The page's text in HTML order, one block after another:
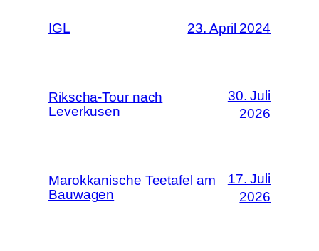
IGL 23. April 2024
Rikscha-Tour nach
Leverkusen
30. Juli
2026
Marokkanische Teetafel am
Bauwagen
17. Juli
2026